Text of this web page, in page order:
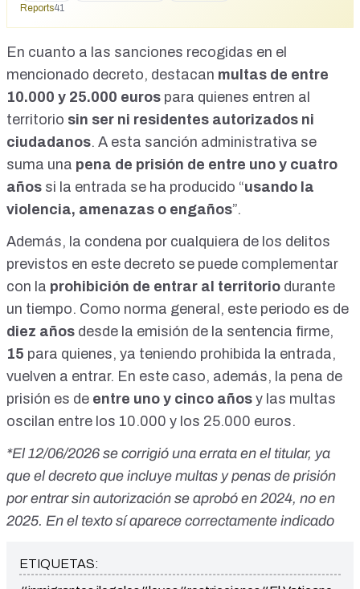
Reports41
En cuanto a las sanciones recogidas en el
mencionado decreto, destacan multas de entre
10.000 y 25.000 euros para quienes entren al
territorio sin ser ni residentes autorizados ni
ciudadanos. A esta sanción administrativa se
suma una pena de prisión de entre uno y cuatro
años si la entrada se ha producido “usando la
violencia, amenazas o engaños”.
Además, la condena por cualquiera de los delitos
previstos en este decreto se puede complementar
con la prohibición de entrar al territorio durante
un tiempo. Como norma general, este periodo es de
diez años desde la emisión de la sentencia firme,
15 para quienes, ya teniendo prohibida la entrada,
vuelven a entrar. En este caso, además, la pena de
prisión es de entre uno y cinco años y las multas
oscilan entre los 10.000 y los 25.000 euros.
*El 12/06/2026 se corrigió una errata en el titular, ya
que el decreto que incluye multas y penas de prisión
por entrar sin autorización se aprobó en 2024, no en
2025. En el texto sí aparece correctamente indicado
ETIQUETAS: